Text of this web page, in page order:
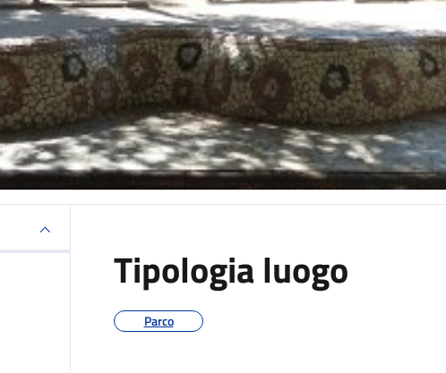
Tipologia luogo
Parco